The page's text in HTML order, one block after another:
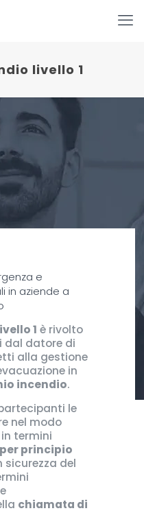
livello 1
e
in aziende a
1 è rivolto
dal datore di
alla gestione
in
incendio.
le
nel modo
termini
principio
sicurezza del
chiamata di